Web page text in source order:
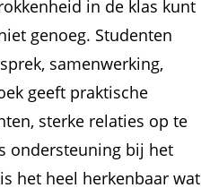
in de klas kunt
genoeg. Studenten
samenwerking,
geeft praktische
sterke relaties op te
ondersteuning bij het
het heel herkenbaar wat